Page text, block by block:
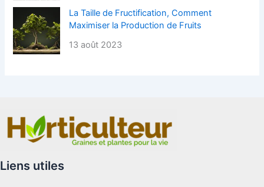
La Taille de Fructification, Comment
Maximiser la Production de Fruits
13 août 2023
Liens utiles